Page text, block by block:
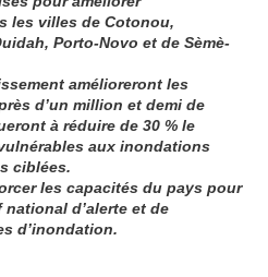
les villes de Cotonou,
Porto-Novo et de Sèmè-
amélioreront les
d’un million et demi de
à réduire de 30 % le
aux inondations
ciblées.
les capacités du pays pour
d’alerte et de
d’inondation.